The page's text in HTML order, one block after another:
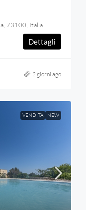
73100, Italia
Dettagli
2 giorni ago
VENDITA NEW